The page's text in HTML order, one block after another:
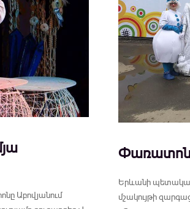
Աբովյանում
Փառատոն
Երևանի պետական
մշակույթի